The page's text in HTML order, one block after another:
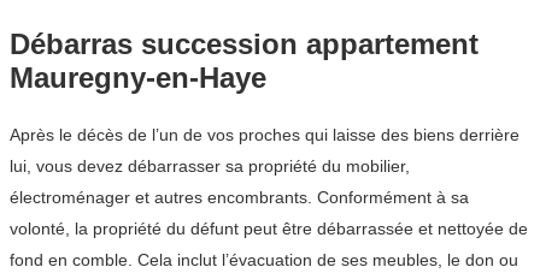
Débarras succession appartement
Mauregny-en-Haye
Après le décès de l’un de vos proches qui laisse des biens derrière
lui, vous devez débarrasser sa propriété du mobilier,
électroménager et autres encombrants. Conformément à sa
volonté, la propriété du défunt peut être débarrassée et nettoyée de
fond en comble. Cela inclut l’évacuation de ses meubles, le don ou